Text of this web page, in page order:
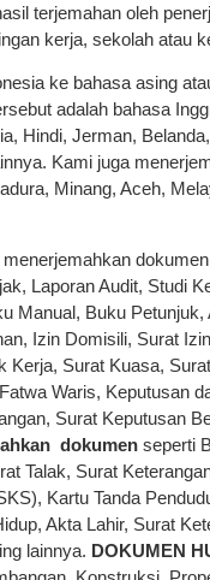
terjemahan oleh
kerja, sekolah atau
ke bahasa asing
adalah bahasa
Hindi, Jerman,
Kami juga
Minang, Aceh,
Laporan Audit, Studi
Manual, Buku Petunjuk,
Izin Domisili, Surat
Kerja, Surat Kuasa,
Waris, Keputusan
Surat Keputusan
dokumen seperti
Talak, Surat
Kartu Tanda
Akta Lahir, Surat
lainnya. DOKUMEN